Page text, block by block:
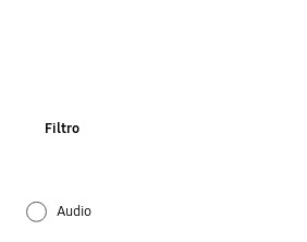
Filtro
Audio